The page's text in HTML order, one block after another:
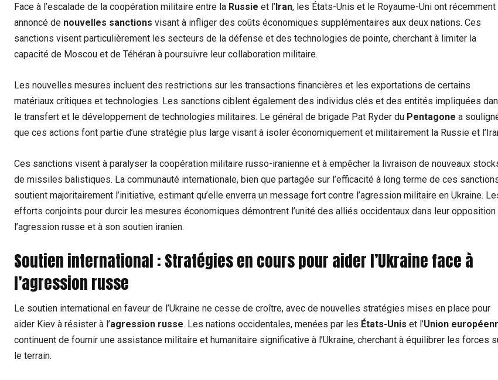
Face à l’escalade de la coopération militaire entre la Russie et l’Iran, les États-Unis et le Royaume-Uni ont récemment
annoncé de nouvelles sanctions visant à infliger des coûts économiques supplémentaires aux deux nations. Ces
sanctions visent particulièrement les secteurs de la défense et des technologies de pointe, cherchant à limiter la
capacité de Moscou et de Téhéran à poursuivre leur collaboration militaire.
Les nouvelles mesures incluent des restrictions sur les transactions financières et les exportations de certains
matériaux critiques et technologies. Les sanctions ciblent également des individus clés et des entités impliquées
le transfert et le développement de technologies militaires. Le général de brigade Pat Ryder du Pentagone a
que ces actions font partie d’une stratégie plus large visant à isoler économiquement et militairement la Russie et
Ces sanctions visent à paralyser la coopération militaire russo-iranienne et à empêcher la livraison de nouveaux
de missiles balistiques. La communauté internationale, bien que partagée sur l’efficacité à long terme de ces
soutient majoritairement l’initiative, estimant qu’elle enverra un message fort contre l’agression militaire en Ukraine.
efforts conjoints pour durcir les mesures économiques démontrent l’unité des alliés occidentaux dans leur opposition
l’agression russe et à son soutien iranien.
Soutien international : Stratégies en cours pour aider l’Ukraine face à
l’agression russe
Le soutien international en faveur de l’Ukraine ne cesse de croître, avec de nouvelles stratégies mises en place pour
aider Kiev à résister à l’agression russe. Les nations occidentales, menées par les États-Unis et l’Union
continuent de fournir une assistance militaire et humanitaire significative à l’Ukraine, cherchant à équilibrer les forces
le terrain.